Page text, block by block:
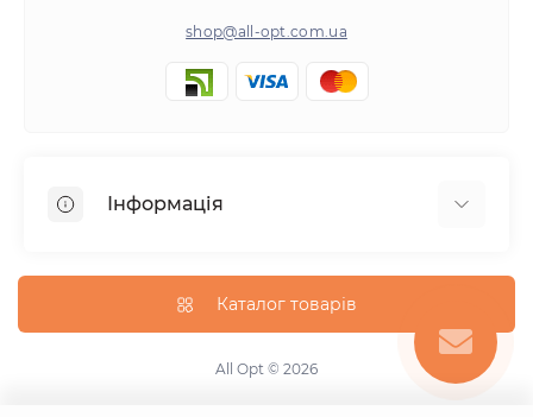
shop@all-opt.com.ua
Інформація
Оплата та доставка
Повернення та обмін
Політика конфіденційності
Каталог товарів
All Opt © 2026